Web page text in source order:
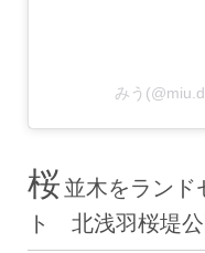
みう
桜 並木をランド
ト 北浅羽桜堤公